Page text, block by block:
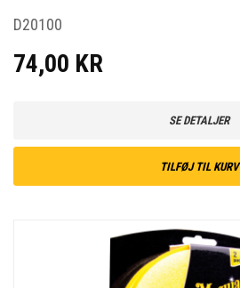
D20100
74,00 KR
SE DETALJER
TILFØJ TIL KURV